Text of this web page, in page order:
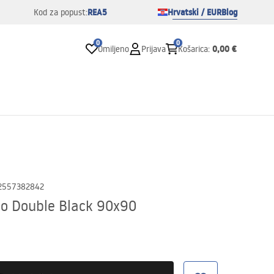
Kod za popust:REA5 Hrvatski / EURBlog
0
Omiljeno Prijava
0
Košarica: 0,00 €
Double Black 90x90